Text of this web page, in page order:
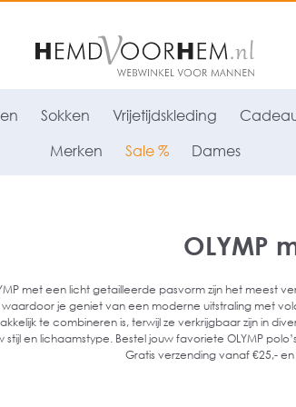
Sokken Vrijetijdskleding
Merken Sale % Dames
OLYMP
met een licht getailleerde pasvorm zijn het meest
je geniet van een moderne uitstraling met
te combineren is, terwijl ze verkrijgbaar zijn in
stijl en lichaamstype. Bestel jouw favoriete OLYMP
Gratis verzending vanaf €25,-